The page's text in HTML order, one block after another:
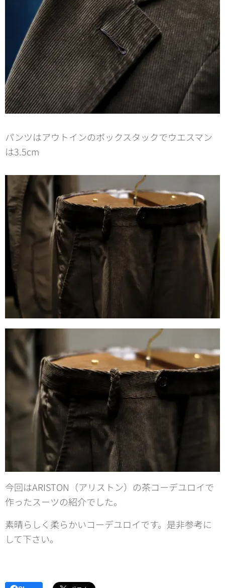
パンツはアウトインのボックスタックでウエスマン
は3.5cm
今回はARISTON（アリストン）の茶コーデユロイで
作ったスーツの紹介でした。
素晴らしく柔らかいコーデユロイです。是非参考に
して下さい。